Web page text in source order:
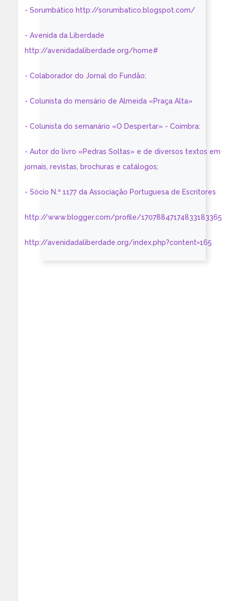
- Sorumbático http://sorumbatico.blogspot.com/
- Avenida da Liberdade
http://avenidadaliberdade.org/home#
- Colaborador do Jornal do Fundão;
- Colunista do mensário de Almeida «Praça Alta»
- Colunista do semanário «O Despertar» - Coimbra:
- Autor do livro «Pedras Soltas» e de diversos textos em
jornais, revistas, brochuras e catálogos;
- Sócio N.º 1177 da Associação Portuguesa de Escritores
http://www.blogger.com/profile/17078847174833183365
http://avenidadaliberdade.org/index.php?content=165